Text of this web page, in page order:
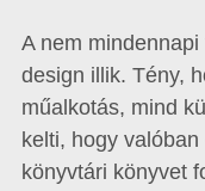
A nem
design illik. Tény,
műalkotás, mind
kelti, hogy
könyvtári könyvet